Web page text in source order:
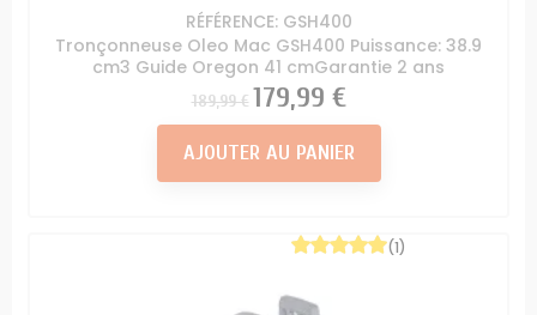
RÉFÉRENCE: GSH400
Tronçonneuse Oleo Mac GSH400 Puissance: 38.9
cm3 Guide Oregon 41 cmGarantie 2 ans
Prix
189,99 € Prix
179,99 €
AJOUTER AU PANIER
(1)